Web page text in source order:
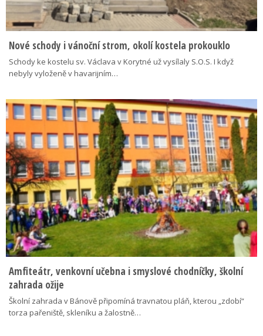
Nové schody i vánoční strom, okolí kostela prokouklo
Schody ke kostelu sv. Václava v Korytné už vysílaly S.O.S. I když
nebyly vyloženě v havarijním…
Amfiteátr, venkovní učebna i smyslové chodníčky, školní
zahrada ožije
Školní zahrada v Bánově připomíná travnatou pláň, kterou „zdobí“
torza pařeniště, skleníku a žalostně…